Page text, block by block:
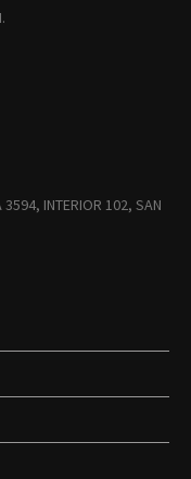
3594, INTERIOR 102, SAN